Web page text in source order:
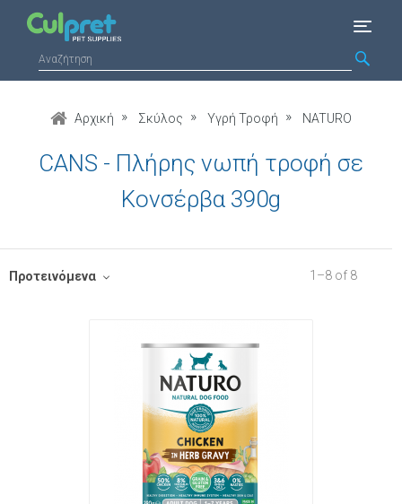
Αρχική Σκύλος Υγρή Τροφή NATURO
CANS - Πλήρης νωπή τροφή σε
Κονσέρβα 390g
1 –8 of 8
Προτεινόμενα